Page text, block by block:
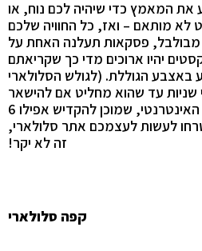
המאמץ כדי שיהיה לכם נוח, או
לא מותאם – ואז, כל החוויה שלכם
מבולבל, פסקאות תעלנה האחת על
יהיו ארוכים מדי כך שקריאתם
באצבע הגוללת. (לגולש הסלולארי
עד שהוא מחליט אם להישאר
באתרכם, להבדיל מהגולש האינטרנטי, שמוכן להקדיש אפילו 6
לעשות לעצמכם אתר סלולארי,
זה לא יקר!
קפה סלולארי